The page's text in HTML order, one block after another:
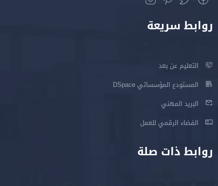
روابط سريعة
التعليم عن بعد
المستودع المؤسساتي DSpace
البريد المهني
الفضاء الرقمي للعمل
روابط ذات صلة